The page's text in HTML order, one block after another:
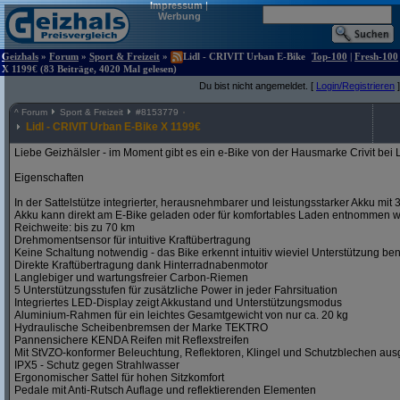
Impressum|
Werbung
Geizhals » Forum » Sport & Freizeit »
Lidl - CRIVIT Urban E-Bike
X 1199€ (83 Beiträge, 4020 Mal gelesen)
Top-100 | Fresh-100
Du bist nicht angemeldet. [ Login/Registrieren ]
^ Forum Sport & Freizeit #8153779
Lidl - CRIVIT Urban E-Bike X 1199€
Liebe Geizhälsler - im Moment gibt es ein e-Bike von der Hausmarke Crivit bei
Eigenschaften
In der Sattelstütze integrierter, herausnehmbarer und leistungsstarker Akku mit
Akku kann direkt am E-Bike geladen oder für komfortables Laden entnommen
Reichweite: bis zu 70 km
Drehmomentsensor für intuitive Kraftübertragung
Keine Schaltung notwendig - das Bike erkennt intuitiv wieviel Unterstützung
Direkte Kraftübertragung dank Hinterradnabenmotor
Langlebiger und wartungsfreier Carbon-Riemen
5 Unterstützungsstufen für zusätzliche Power in jeder Fahrsituation
Integriertes LED-Display zeigt Akkustand und Unterstützungsmodus
Aluminium-Rahmen für ein leichtes Gesamtgewicht von nur ca. 20 kg
Hydraulische Scheibenbremsen der Marke TEKTRO
Pannensichere KENDA Reifen mit Reflexstreifen
Mit StVZO-konformer Beleuchtung, Reflektoren, Klingel und Schutzblechen
IPX5 - Schutz gegen Strahlwasser
Ergonomischer Sattel für hohen Sitzkomfort
Pedale mit Anti-Rutsch Auflage und reflektierenden Elementen